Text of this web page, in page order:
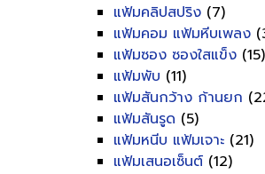
แฟ้มคลิปสปริง (7)
แฟ้มคอม แฟ้มหีบเพลง
แฟ้มซอง ซองใสแข็ง (15)
แฟ้มพับ (11)
แฟ้มสันกว้าง ก้านยก
แฟ้มสันรูด (5)
แฟ้มหนีบ แฟ้มเจาะ (21)
แฟ้มเสนอเซ็นต์ (12)